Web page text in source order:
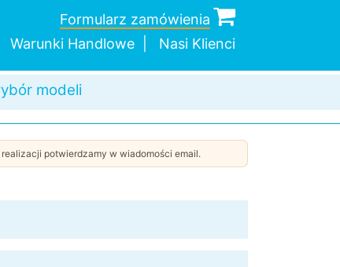
Warunki Handlowe Nasi Klienci
Formularz zamówienia
sztuki
modeli
potwierdzamy w wiadomości email.